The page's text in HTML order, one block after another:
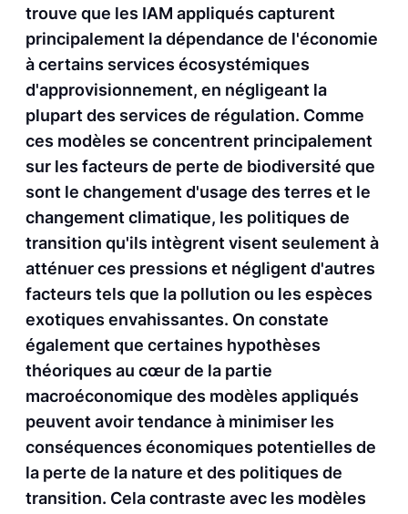
trouve que les IAM appliqués capturent
principalement la dépendance de l'économie
à certains services écosystémiques
d'approvisionnement, en négligeant la
plupart des services de régulation. Comme
ces modèles se concentrent principalement
sur les facteurs de perte de biodiversité que
sont le changement d'usage des terres et le
changement climatique, les politiques de
transition qu'ils intègrent visent seulement à
atténuer ces pressions et négligent d'autres
facteurs tels que la pollution ou les espèces
exotiques envahissantes. On constate
également que certaines hypothèses
théoriques au cœur de la partie
macroéconomique des modèles appliqués
peuvent avoir tendance à minimiser les
conséquences économiques potentielles de
la perte de la nature et des politiques de
transition. Cela contraste avec les modèles